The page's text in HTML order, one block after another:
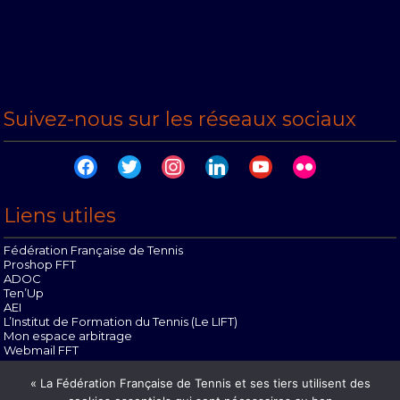
Suivez-nous sur les réseaux sociaux
facebooktwitter instagramlinkedinyoutubeflickr
Liens utiles
Fédération Française de Tennis
Proshop FFT
ADOC
Ten’Up
AEI
L’Institut de Formation du Tennis (Le LIFT)
Mon espace arbitrage
Webmail FFT
Offres d’emploi
Contact
« La Fédération Française de Tennis et ses tiers utilisent des